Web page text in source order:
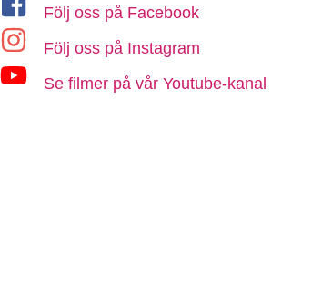
Följ oss på Facebook
Följ oss på Instagram
Se filmer på vår Youtube-kanal